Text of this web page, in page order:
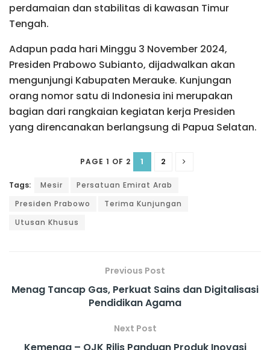
perdamaian dan stabilitas di kawasan Timur
Tengah.
Adapun pada hari Minggu 3 November 2024,
Presiden Prabowo Subianto, dijadwalkan akan
mengunjungi Kabupaten Merauke. Kunjungan
orang nomor satu di Indonesia ini merupakan
bagian dari rangkaian kegiatan kerja Presiden
yang direncanakan berlangsung di Papua Selatan.
PAGE 1 OF 2 1 2
Tags: Mesir
Persatuan Emirat Arab
Presiden Prabowo
Terima Kunjungan
Utusan Khusus
Previous Post
Menag Tancap Gas, Perkuat Sains dan Digitalisasi
Pendidikan Agama
Next Post
Kemenag – OJK Rilis Panduan Produk Inovasi